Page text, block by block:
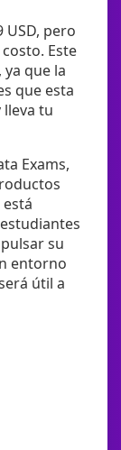
pero
Este
que la
que esta
tu
Exams,
su
entorno
útil a